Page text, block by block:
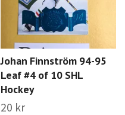
Johan Finnström 94-95
Leaf #4 of 10 SHL
Hockey
20 kr